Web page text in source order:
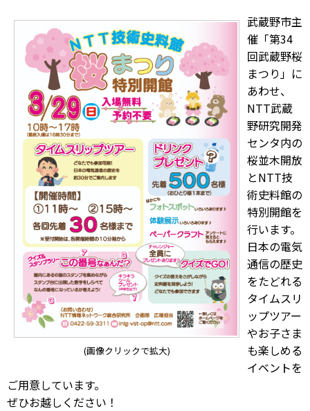
(画像クリックで拡大)
武蔵野市主
催「第34
回武蔵野桜
まつり」に
あわせ、
NTT武蔵
野研究開発
センタ内の
桜並木開放
とNTT技
術史料館の
特別開館を
行います。
日本の電気
通信の歴史
をたどれる
タイムスリ
ップツアー
やお子さま
も楽しめる
イベントを
ご用意しています。
ぜひお越しください！